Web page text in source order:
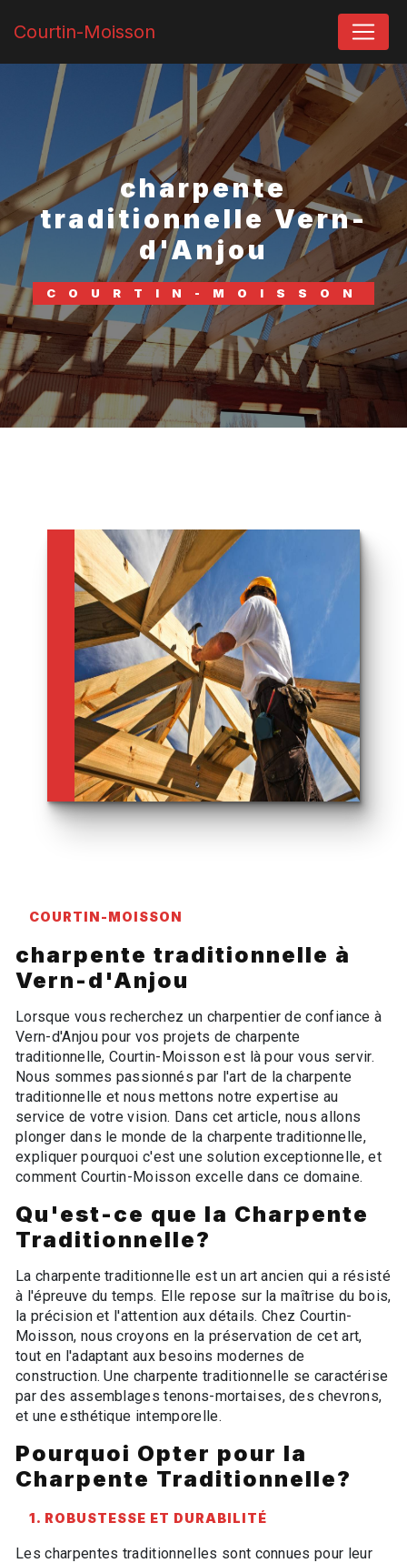
Courtin-Moisson
charpente
traditionnelle Vern-
d'Anjou
COURTIN-MOISSON
COURTIN-MOISSON
charpente traditionnelle à
Vern-d'Anjou
Lorsque vous recherchez un charpentier de confiance à
Vern-d'Anjou pour vos projets de charpente
traditionnelle, Courtin-Moisson est là pour vous servir.
Nous sommes passionnés par l'art de la charpente
traditionnelle et nous mettons notre expertise au
service de votre vision. Dans cet article, nous allons
plonger dans le monde de la charpente traditionnelle,
expliquer pourquoi c'est une solution exceptionnelle, et
comment Courtin-Moisson excelle dans ce domaine.
Qu'est-ce que la Charpente
Traditionnelle?
La charpente traditionnelle est un art ancien qui a résisté
à l'épreuve du temps. Elle repose sur la maîtrise du bois,
la précision et l'attention aux détails. Chez Courtin-
Moisson, nous croyons en la préservation de cet art,
tout en l'adaptant aux besoins modernes de
construction. Une charpente traditionnelle se caractérise
par des assemblages tenons-mortaises, des chevrons,
et une esthétique intemporelle.
Pourquoi Opter pour la
Charpente Traditionnelle?
1. ROBUSTESSE ET DURABILITÉ
Les charpentes traditionnelles sont connues pour leur